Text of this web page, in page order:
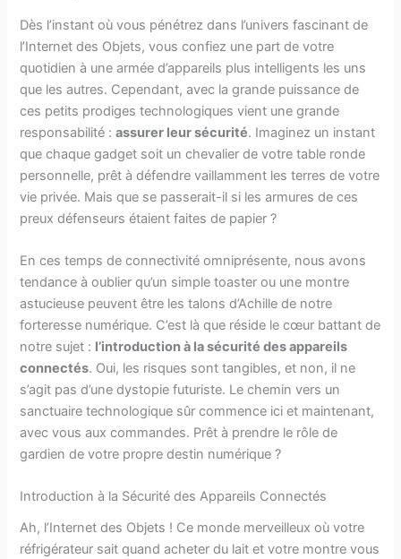
Dès l’instant où vous pénétrez dans l’univers fascinant de
l’Internet des Objets, vous confiez une part de votre
quotidien à une armée d’appareils plus intelligents les uns
que les autres. Cependant, avec la grande puissance de
ces petits prodiges technologiques vient une grande
responsabilité :assurer leur sécurité. Imaginez un instant
que chaque gadget soit un chevalier de votre table ronde
personnelle, prêt à défendre vaillamment les terres de votre
vie privée. Mais que se passerait-il si les armures de ces
preux défenseurs étaient faites de papier ?
En ces temps de connectivité omniprésente, nous avons
tendance à oublier qu’un simple toaster ou une montre
astucieuse peuvent être les talons d’Achille de notre
forteresse numérique. C’est là que réside le cœur battant de
notre sujet : l’introduction à la sécurité des appareils
connectés. Oui, les risques sont tangibles, et non, il ne
s’agit pas d’une dystopie futuriste. Le chemin vers un
sanctuaire technologique sûr commence ici et maintenant,
avec vous aux commandes. Prêt à prendre le rôle de
gardien de votre propre destin numérique ?
Introduction à la Sécurité des Appareils Connectés
Ah, l’Internet des Objets ! Ce monde merveilleux où votre
réfrigérateur sait quand acheter du lait et votre montre vous